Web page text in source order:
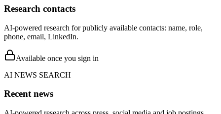
Research contacts
AI-powered research for publicly available contacts: name, role,
phone, email, LinkedIn.
Available once you sign in
AI NEWS SEARCH
Recent news